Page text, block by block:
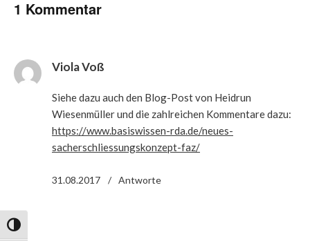
Umschalten auf hohe Kontraste
1 Kommentar
Viola Voß
Siehe dazu auch den Blog-Post von Heidrun
Wiesenmüller und die zahlreichen Kommentare dazu:
https://www.basiswissen-rda.de/neues-
sacherschliessungskonzept-faz/
31.08.2017 Antworte